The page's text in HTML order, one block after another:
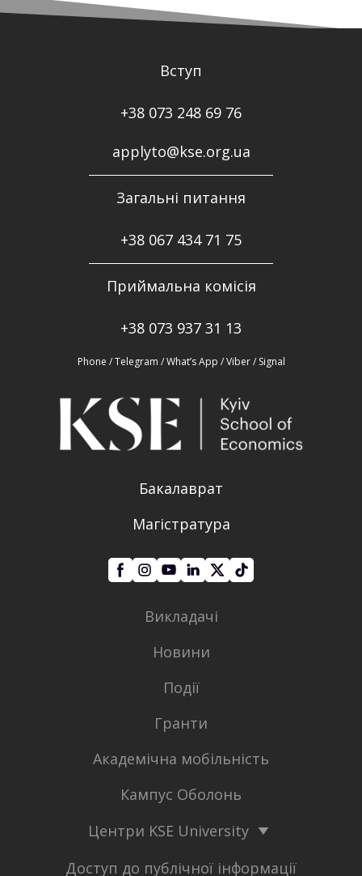
Вступ
+38 073 248 69 76
applyto@kse.org.ua
Загальні питання
+38 067 434 71 75
Приймальна комісія
+38 073 937 31 13
Phone / Telegram / What’s App / Viber / Signal
Бакалаврат
Магістратура
Викладачі
Новини
Події
Гранти
Академічна мобільність
Кампус Оболонь
Центри KSE University
Доступ до публічної інформації